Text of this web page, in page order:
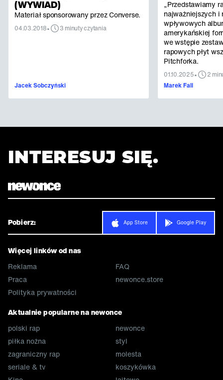
(WYWIAD)
Materiał sponsorowany przez Converse.
04.03.2018• 3 minuty czytania
Jacek Sobczyński
„Przedstawiamy
najważniejszych i
wpływowych
amerykańskiej
we wstępie
rapowych płyt
Pitchforka.
01.10.2025•
2
Marek Fall
INTERESUJ SIĘ.
Pobierz: App Store Google Play
Więcej linków od nas
Reklama
Praca
Polityka prywatności
FAQ
newonce.store
Aktualnie popularne na newonce
polski rap
piłka nożna
zagraniczny rap
seriale & tv
newonce
styl
molesta
koszykówka